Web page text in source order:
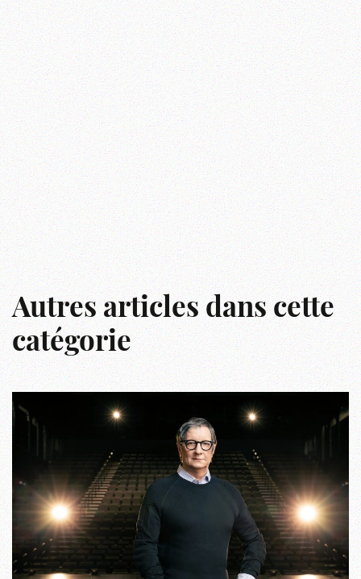
Autres articles dans cette
catégorie